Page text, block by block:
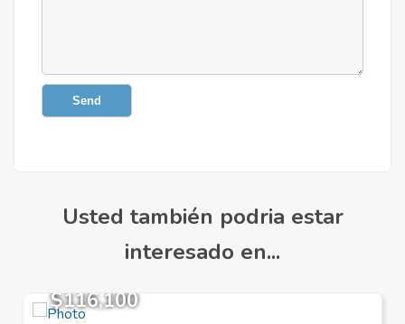
Send
Usted también podria estar
interesado en...
$116,100